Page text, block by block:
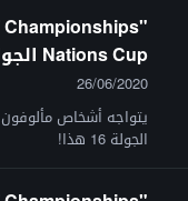
Nations Cup الجولة 16 | آسيا
26/06/2020
يتواجه أشخاص
الجولة 16 هذا!